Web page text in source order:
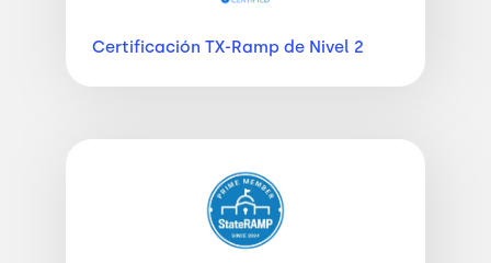
Certificación TX-Ramp de Nivel 2